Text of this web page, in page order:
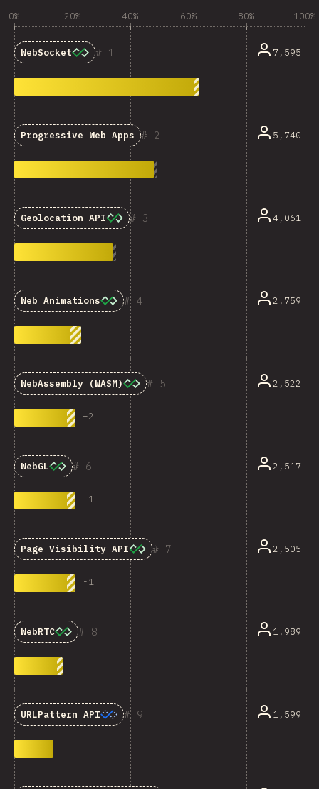
0% 20% 40% 60% 80% 100%
1
WebSocket 7,595
2
Progressive Web Apps 5,740
3
Geolocation API 4,061
4
Web Animations 2,759
5
WebAssembly (WASM)
+2
2,522
6
WebGL
-1
2,517
7
Page Visibility API
-1
2,505
8
WebRTC 1,989
9
URLPattern API 1,599